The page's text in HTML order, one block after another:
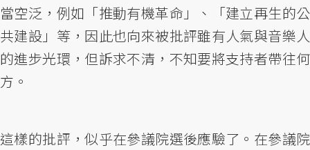
當空泛，例如「推動有機革命」、「建立再生的公
共建設」等，因此也向來被批評雖有人氣與音樂人
的進步光環，但訴求不清，不知要將支持者帶往何
方。
這樣的批評，似乎在參議院選後應驗了。在參議院